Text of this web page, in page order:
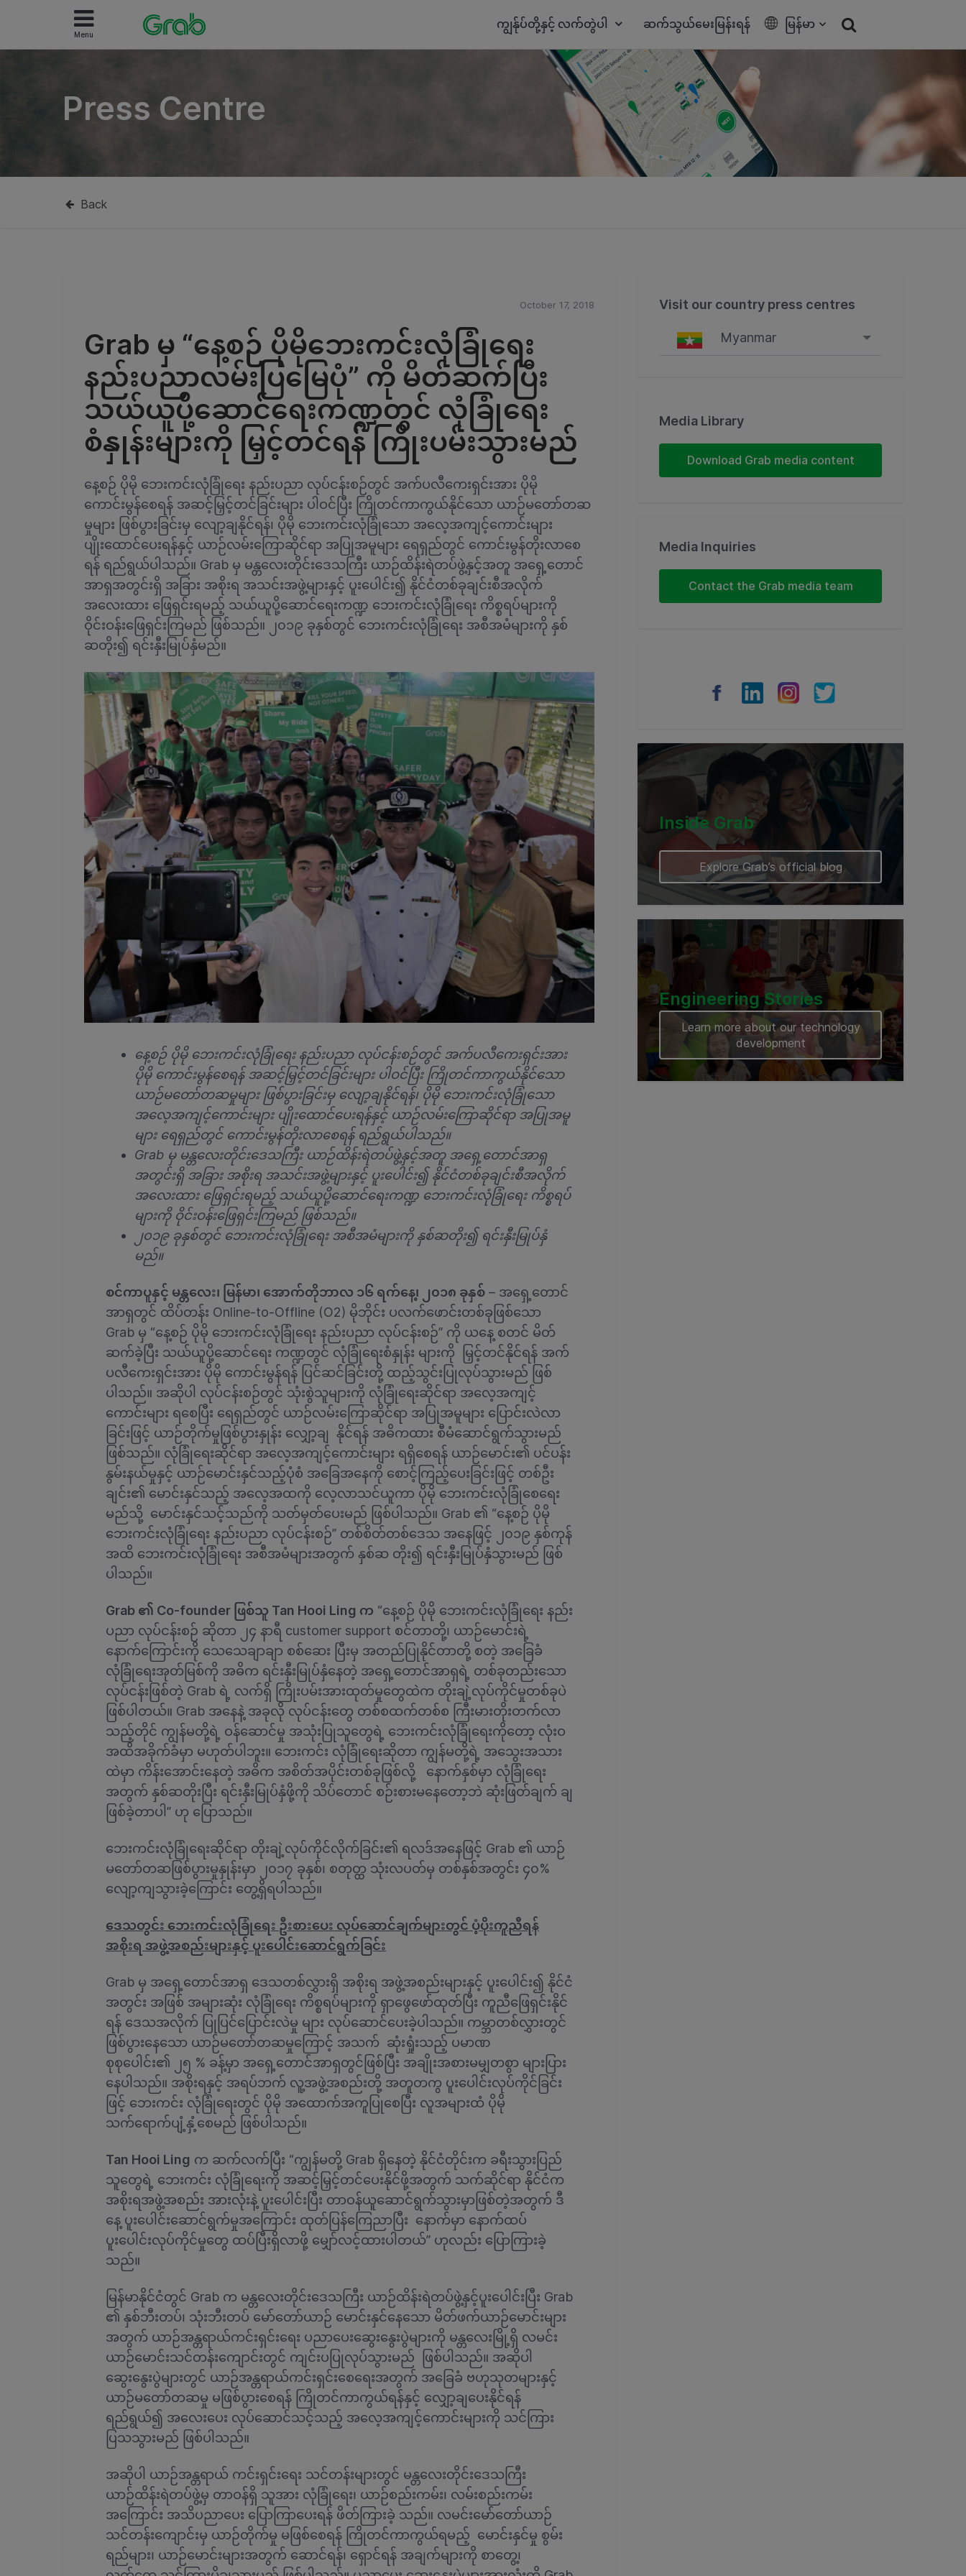
Menu
ကျွန်ုပ်တို့နှင့် လက်တွဲပါ ဆက်သွယ်မေးမြန်းရန် မြန်မာ
Press Centre
Back
October 17, 2018
Grab မှ “နေ့စဉ် ပိုမိုဘေးကင်းလုံခြုံရေး
နည်းပညာလမ်းပြမြေပုံ” ကို မိတ်ဆက်ပြီး
သယ်ယူပို့ဆောင်ရေးကဏ္ဍတွင် လုံခြုံရေး
စံနှုန်းများကို မြှင့်တင်ရန် ကြိုးပမ်းသွားမည်
နေ့စဉ် ပိုမို ဘေးကင်းလုံခြုံရေး နည်းပညာ လုပ်ငန်းစဉ်တွင် အက်ပလီကေးရှင်းအား ပိုမို
ကောင်းမွန်စေရန် အဆင့်မြှင့်တင်ခြင်းများ ပါဝင်ပြီး ကြိုတင်ကာကွယ်နိုင်သော ယာဉ်မတော်တဆ
မှုများ ဖြစ်ပွားခြင်းမှ လျော့ချနိုင်ရန်၊ ပိုမို ဘေးကင်းလုံခြုံသော အလေ့အကျင့်ကောင်းများ
ပျိုးထောင်ပေးရန်နှင့် ယာဉ်လမ်းကြောဆိုင်ရာ အပြုအမူများ ရေရှည်တွင် ကောင်းမွန်တိုးလာစေ
ရန် ရည်ရွယ်ပါသည်။ Grab မှ မန္တလေးတိုင်းဒေသကြီး ယာဉ်ထိန်းရဲတပ်ဖွဲ့နှင့်အတူ အရှေ့တောင်
အာရှအတွင်းရှိ အခြား အစိုးရ အသင်းအဖွဲ့များနှင့် ပူးပေါင်း၍ နိုင်ငံတစ်ခုချင်းစီအလိုက်
အလေးထား ဖြေရှင်းရမည့် သယ်ယူပို့ဆောင်ရေးကဏ္ဍ ဘေးကင်းလုံခြုံရေး ကိစ္စရပ်များကို
ဝိုင်းဝန်းဖြေရှင်းကြမည် ဖြစ်သည်။ ၂၀၁၉ ခုနှစ်တွင် ဘေးကင်းလုံခြုံရေး အစီအမံများကို နှစ်
ဆတိုး၍ ရင်းနှီးမြုပ်နှံမည်။
နေ့စဉ် ပိုမို ဘေးကင်းလုံခြုံရေး နည်းပညာ လုပ်ငန်းစဉ်တွင် အက်ပလီကေးရှင်းအား
ပိုမို ကောင်းမွန်စေရန် အဆင့်မြှင့်တင်ခြင်းများ ပါဝင်ပြီး ကြိုတင်ကာကွယ်နိုင်သော
ယာဉ်မတော်တဆမှုများ ဖြစ်ပွားခြင်းမှ လျော့ချနိုင်ရန်၊ ပိုမို ဘေးကင်းလုံခြုံသော
အလေ့အကျင့်ကောင်းများ ပျိုးထောင်ပေးရန်နှင့် ယာဉ်လမ်းကြောဆိုင်ရာ အပြုအမူ
များ ရေရှည်တွင် ကောင်းမွန်တိုးလာစေရန် ရည်ရွယ်ပါသည်။
Grab မှ မန္တလေးတိုင်းဒေသကြီး ယာဉ်ထိန်းရဲတပ်ဖွဲ့နှင့်အတူ အရှေ့တောင်အာရှ
အတွင်းရှိ အခြား အစိုးရ အသင်းအဖွဲ့များနှင့် ပူးပေါင်း၍ နိုင်ငံတစ်ခုချင်းစီအလိုက်
အလေးထား ဖြေရှင်းရမည့် သယ်ယူပို့ဆောင်ရေးကဏ္ဍ ဘေးကင်းလုံခြုံရေး ကိစ္စရပ်
များကို ဝိုင်းဝန်းဖြေရှင်းကြမည် ဖြစ်သည်။
၂၀၁၉ ခုနှစ်တွင် ဘေးကင်းလုံခြုံရေး အစီအမံများကို နှစ်ဆတိုး၍ ရင်းနှီးမြုပ်နှံ
မည်။
စင်ကာပူနှင့် မန္တလေး၊ မြန်မာ၊ အောက်တိုဘာလ ၁၆ ရက်နေ့၊ ၂၀၁၈ ခုနှစ် – အရှေ့တောင်
အာရှတွင် ထိပ်တန်း Online-to-Offline (O2) မိုဘိုင်း ပလက်ဖောင်းတစ်ခုဖြစ်သော
Grab မှ “နေ့စဉ် ပိုမို ဘေးကင်းလုံခြုံရေး နည်းပညာ လုပ်ငန်းစဉ်” ကို ယနေ့ စတင် မိတ်
ဆက်ခဲ့ပြီး သယ်ယူပို့ဆောင်ရေး ကဏ္ဍတွင် လုံခြုံရေးစံနှုန်း များကို မြှင့်တင်နိုင်ရန် အက်
ပလီကေးရှင်းအား ပိုမို ကောင်းမွန်ရန် ပြင်ဆင်ခြင်းတို့ ထည့်သွင်းပြုလုပ်သွားမည် ဖြစ်
ပါသည်။ အဆိုပါ လုပ်ငန်းစဉ်တွင် သုံးစွဲသူများကို လုံခြုံရေးဆိုင်ရာ အလေ့အကျင့်
ကောင်းများ ရစေပြီး ရေရှည်တွင် ယာဉ်လမ်းကြောဆိုင်ရာ အပြုအမူများ ပြောင်းလဲလာ
ခြင်းဖြင့် ယာဉ်တိုက်မှုဖြစ်ပွားနှုန်း လျှော့ချ နိုင်ရန် အဓိကထား စီမံဆောင်ရွက်သွားမည်
ဖြစ်သည်။ လုံခြုံရေးဆိုင်ရာ အလေ့အကျင့်ကောင်းများ ရရှိစေရန် ယာဉ်မောင်း၏ ပင်ပန်း
နွမ်းနယ်မှုနှင့် ယာဉ်မောင်းနှင်သည့်ပုံစံ အခြေအနေကို စောင့်ကြည့်ပေးခြင်းဖြင့် တစ်ဦး
ချင်း၏ မောင်းနှင်သည့် အလေ့အထကို လေ့လာသင်ယူကာ ပိုမို ဘေးကင်းလုံခြုံစေရေး
မည်သို့ မောင်းနှင်သင့်သည်ကို သတ်မှတ်ပေးမည် ဖြစ်ပါသည်။ Grab ၏ “နေ့စဉ် ပိုမို
ဘေးကင်းလုံခြုံရေး နည်းပညာ လုပ်ငန်းစဉ်” တစ်စိတ်တစ်ဒေသ အနေဖြင့် ၂၀၁၉ နှစ်ကုန်
အထိ ဘေးကင်းလုံခြုံရေး အစီအမံများအတွက် နှစ်ဆ တိုး၍ ရင်းနှီးမြုပ်နှံသွားမည် ဖြစ်
ပါသည်။
Grab ၏ Co-founder ဖြစ်သူ Tan Hooi Ling က “နေ့စဉ် ပိုမို ဘေးကင်းလုံခြုံရေး နည်း
ပညာ လုပ်ငန်းစဉ် ဆိုတာ ၂၄ နာရီ customer support စင်တာတို့၊ ယာဉ်မောင်းရဲ့
နောက်ကြောင်းကို သေသေချာချာ စစ်ဆေး ပြီးမှ အတည်ပြုနိုင်တာတို့ စတဲ့ အခြေခံ
လုံခြုံရေးအုတ်မြစ်ကို အဓိက ရင်းနှီးမြုပ်နှံနေတဲ့ အရှေ့တောင်အာရှရဲ့ တစ်ခုတည်းသော
လုပ်ငန်းဖြစ်တဲ့ Grab ရဲ့ လက်ရှိ ကြိုးပမ်းအားထုတ်မှုတွေထဲက တိုးချဲ့လုပ်ကိုင်မှုတစ်ခုပဲ
ဖြစ်ပါတယ်။ Grab အနေနဲ့ အခုလို လုပ်ငန်းတွေ တစ်စထက်တစ်စ ကြီးမားတိုးတက်လာ
သည့်တိုင် ကျွန်မတို့ရဲ့ ဝန်ဆောင်မှု အသုံးပြုသူတွေရဲ့ ဘေးကင်းလုံခြုံရေးကိုတော့ လုံးဝ
အထိအခိုက်ခံမှာ မဟုတ်ပါဘူး။ ဘေးကင်း လုံခြုံရေးဆိုတာ ကျွန်မတို့ရဲ့ အသွေးအသား
ထဲမှာ ကိန်းအောင်းနေတဲ့ အဓိက အစိတ်အပိုင်းတစ်ခုဖြစ်လို့ နောက်နှစ်မှာ လုံခြုံရေး
အတွက် နှစ်ဆတိုးပြီး ရင်းနှီးမြုပ်နှံဖို့ကို သိပ်တောင် စဉ်းစားမနေတော့ဘဲ ဆုံးဖြတ်ချက် ချ
ဖြစ်ခဲ့တာပါ” ဟု ပြောသည်။
ဘေးကင်းလုံခြုံရေးဆိုင်ရာ တိုးချဲ့လုပ်ကိုင်လိုက်ခြင်း၏ ရလဒ်အနေဖြင့် Grab ၏ ယာဉ်
မတော်တဆဖြစ်ပွားမှုနှုန်းမှာ ၂၀၁၇ ခုနှစ်၊ စတုတ္ထ သုံးလပတ်မှ တစ်နှစ်အတွင်း ၄၀%
လျော့ကျသွားခဲ့ကြောင်း တွေ့ရှိရပါသည်။
ဒေသတွင်း ဘေးကင်းလုံခြုံရေး ဦးစားပေး လုပ်ဆောင်ချက်များတွင် ပံ့ပိုးကူညီရန်
အစိုးရ အဖွဲ့အစည်းများနှင့် ပူးပေါင်းဆောင်ရွက်ခြင်း
Grab မှ အရှေ့တောင်အာရှ ဒေသတစ်လွှားရှိ အစိုးရ အဖွဲ့အစည်းများနှင့် ပူးပေါင်း၍ နိုင်ငံ
အတွင်း အဖြစ် အများဆုံး လုံခြုံရေး ကိစ္စရပ်များကို ရှာဖွေဖော်ထုတ်ပြီး ကူညီဖြေရှင်းနိုင်
ရန် ဒေသအလိုက် ပြုပြင်ပြောင်းလဲမှု များ လုပ်ဆောင်ပေးခဲ့ပါသည်။ ကမ္ဘာတစ်လွှားတွင်
ဖြစ်ပွားနေသော ယာဉ်မတော်တဆမှုကြောင့် အသက် ဆုံးရှုံးသည့် ပမာဏ
စုစုပေါင်း၏ ၂၅ % ခန့်မှာ အရှေ့တောင်အာရှတွင်ဖြစ်ပြီး အချိုးအစားမမျှတစွာ များပြား
နေပါသည်။ အစိုးရနှင့် အရပ်ဘက် လူ့အဖွဲ့အစည်းတို့ အတူတကွ ပူးပေါင်းလုပ်ကိုင်ခြင်း
ဖြင့် ဘေးကင်း လုံခြုံရေးတွင် ပိုမို အထောက်အကူပြုစေပြီး လူအများထံ ပိုမို
သက်ရောက်ပျံ့နှံ့စေမည် ဖြစ်ပါသည်။
Tan Hooi Ling က ဆက်လက်ပြီး “ကျွန်မတို့ Grab ရှိနေတဲ့ နိုင်ငံတိုင်းက ခရီးသွားပြည်
သူတွေရဲ့ ဘေးကင်း လုံခြုံရေးကို အဆင့်မြှင့်တင်ပေးနိုင်ဖို့အတွက် သက်ဆိုင်ရာ နိုင်ငံက
အစိုးရအဖွဲ့အစည်း အားလုံးနဲ့ ပူးပေါင်းပြီး တာဝန်ယူဆောင်ရွက်သွားမှာဖြစ်တဲ့အတွက် ဒီ
နေ့ ပူးပေါင်းဆောင်ရွက်မှုအကြောင်း ထုတ်ပြန်ကြေညာပြီး နောက်မှာ နောက်ထပ်
ပူးပေါင်းလုပ်ကိုင်မှုတွေ ထပ်ပြီးရှိလာဖို့ မျှော်လင့်ထားပါတယ်” ဟုလည်း ပြောကြားခဲ့
သည်။
မြန်မာနိုင်ငံတွင် Grab က မန္တလေးတိုင်းဒေသကြီး ယာဉ်ထိန်းရဲတပ်ဖွဲ့နှင့်ပူးပေါင်းပြီး Grab
၏ နှစ်ဘီးတပ်၊ သုံးဘီးတပ် မော်တော်ယာဉ် မောင်းနှင်နေသော မိတ်ဖက်ယာဉ်မောင်းများ
အတွက် ယာဉ်အန္တရာယ်ကင်းရှင်းရေး ပညာပေးဆွေးနွေးပွဲများကို မန္တလေးမြို့ရှိ လမင်း
ယာဉ်မောင်းသင်တန်းကျောင်းတွင် ကျင်းပပြုလုပ်သွားမည် ဖြစ်ပါသည်။ အဆိုပါ
ဆွေးနွေးပွဲများတွင် ယာဉ်အန္တရာယ်ကင်းရှင်းစေရေးအတွက် အခြေခံ ဗဟုသုတများနှင့်
ယာဉ်မတော်တဆမှု မဖြစ်ပွားစေရန် ကြိုတင်ကာကွယ်ရန်နှင့် လျှော့ချပေးနိုင်ရန်
ရည်ရွယ်၍ အလေးပေး လုပ်ဆောင်သင့်သည့် အလေ့အကျင့်ကောင်းများကို သင်ကြား
ပြသသွားမည် ဖြစ်ပါသည်။
အဆိုပါ ယာဉ်အန္တရာယ် ကင်းရှင်းရေး သင်တန်းများတွင် မန္တလေးတိုင်းဒေသကြီး
ယာဉ်ထိန်းရဲတပ်ဖွဲ့မှ တာဝန်ရှိ သူအား လုံခြုံရေး၊ ယာဉ်စည်းကမ်း၊ လမ်းစည်းကမ်း
အကြောင်း အသိပညာပေး ပြောကြာပေးရန် ဖိတ်ကြားခဲ့ သည်။ လမင်းမော်တော်ယာဉ်
သင်တန်းကျောင်းမှ ယာဉ်တိုက်မှု မဖြစ်စေရန် ကြိုတင်ကာကွယ်ရမည့် မောင်းနှင်မှု စွမ်း
ရည်များ၊ ယာဉ်မောင်းများအတွက် ဆောင်ရန်၊ ရှောင်ရန် အချက်များကို စာတွေ့၊
Visit our country press centres
Myanmar
Indonesia
Thailand
Vietnam
Myanmar
Media Library
Download Grab media content
Media Inquiries
Contact the Grab media team
Inside Grab
Explore Grab’s official blog
Engineering Stories
Learn more about our technology
development